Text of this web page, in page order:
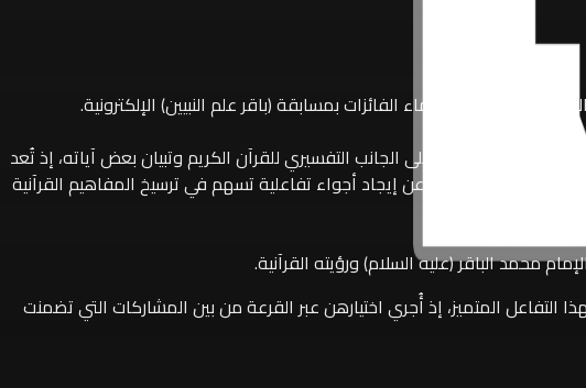
المقدسة، أسماء الفائزات بمسابقة (باقر علم النبيين) الإلكترونية.
تسليط الضوء على الجانب التفسيري للقرآن الكريم وتبيان بعض آياته، إذ تُعد
السلام)، فضلاً عن إيجاد أجواء تفاعلية تسهم في ترسيخ المفاهيم القرآنية
المتميز، إذ أُجري اختيارهن عبر القرعة من بين المشاركات التي تضمنت